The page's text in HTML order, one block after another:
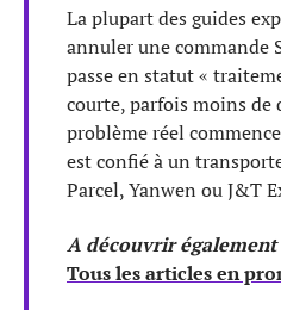
La plupart des guides
annuler une commande
passe en statut «
courte, parfois moins de
problème réel
est confié à un
Parcel, Yanwen ou J&T
A découvrir également
Tous les articles en